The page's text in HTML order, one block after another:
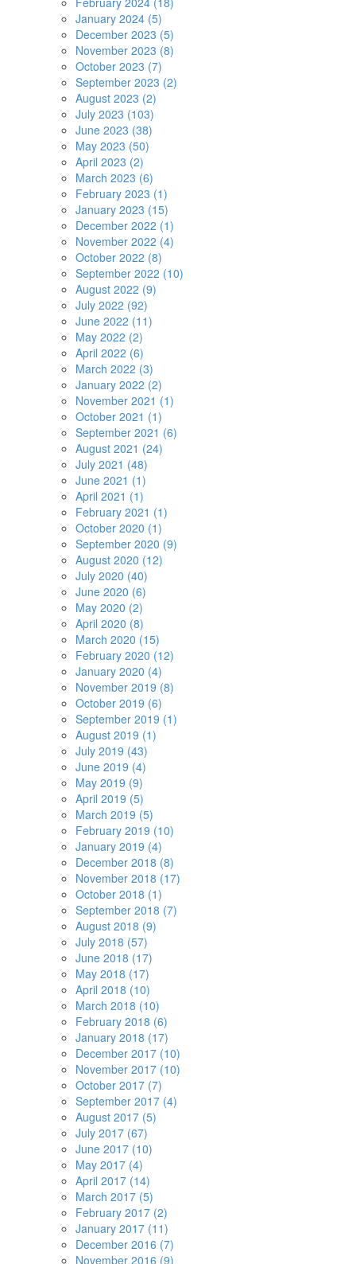
January 2024 (5)
December 2023 (5)
November 2023 (8)
October 2023 (7)
September 2023 (2)
August 2023 (2)
July 2023 (103)
June 2023 (38)
May 2023 (50)
April 2023 (2)
March 2023 (6)
February 2023 (1)
January 2023 (15)
December 2022 (1)
November 2022 (4)
October 2022 (8)
September 2022 (10)
August 2022 (9)
July 2022 (92)
June 2022 (11)
May 2022 (2)
April 2022 (6)
March 2022 (3)
January 2022 (2)
November 2021 (1)
October 2021 (1)
September 2021 (6)
August 2021 (24)
July 2021 (48)
June 2021 (1)
April 2021 (1)
February 2021 (1)
October 2020 (1)
September 2020 (9)
August 2020 (12)
July 2020 (40)
June 2020 (6)
May 2020 (2)
April 2020 (8)
March 2020 (15)
February 2020 (12)
January 2020 (4)
November 2019 (8)
October 2019 (6)
September 2019 (1)
August 2019 (1)
July 2019 (43)
June 2019 (4)
May 2019 (9)
April 2019 (5)
March 2019 (5)
February 2019 (10)
January 2019 (4)
December 2018 (8)
November 2018 (17)
October 2018 (1)
September 2018 (7)
August 2018 (9)
July 2018 (57)
June 2018 (17)
May 2018 (17)
April 2018 (10)
March 2018 (10)
February 2018 (6)
January 2018 (17)
December 2017 (10)
November 2017 (10)
October 2017 (7)
September 2017 (4)
August 2017 (5)
July 2017 (67)
June 2017 (10)
May 2017 (4)
April 2017 (14)
March 2017 (5)
February 2017 (2)
January 2017 (11)
December 2016 (7)
November 2016 (9)